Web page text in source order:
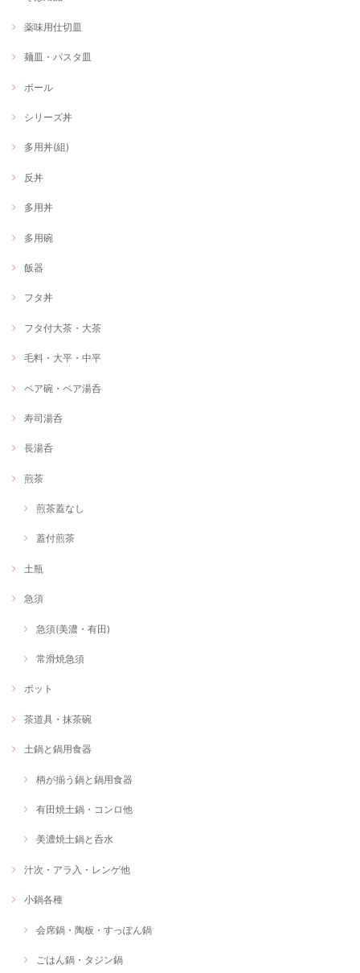
薬味用仕切皿
麺皿・パスタ皿
ボール
シリーズ丼
多用丼(組)
反丼
多用丼
多用碗
飯器
フタ丼
フタ付大茶・大茶
毛料・大平・中平
ペア碗・ペア湯呑
寿司湯呑
長湯呑
煎茶
煎茶蓋なし
蓋付煎茶
土瓶
急須
急須(美濃・有田)
常滑焼急須
ポット
茶道具・抹茶碗
土鍋と鍋用食器
柄が揃う鍋と鍋用食器
有田焼土鍋・コンロ他
美濃焼土鍋と呑水
汁次・アラ入・レンゲ他
小鍋各種
会席鍋・陶板・すっぽん鍋
ごはん鍋・タジン鍋